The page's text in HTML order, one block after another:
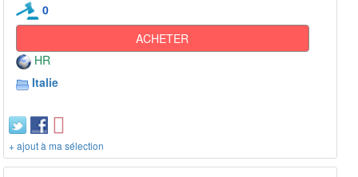
0
ACHETER
HR
Italie
+ ajout à ma sélection